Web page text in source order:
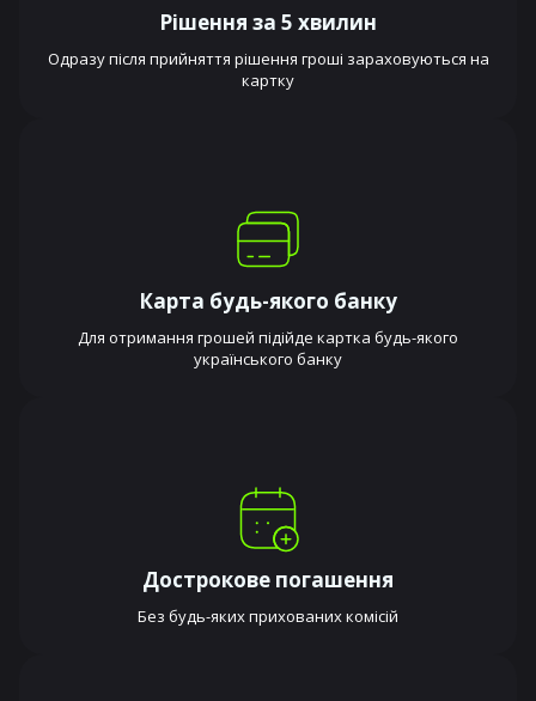
Рішення за 5 хвилин
Одразу після прийняття рішення гроші зараховуються на
картку
Карта будь-якого банку
Для отримання грошей підійде картка будь-якого
українського банку
Дострокове погашення
Без будь-яких прихованих комісій